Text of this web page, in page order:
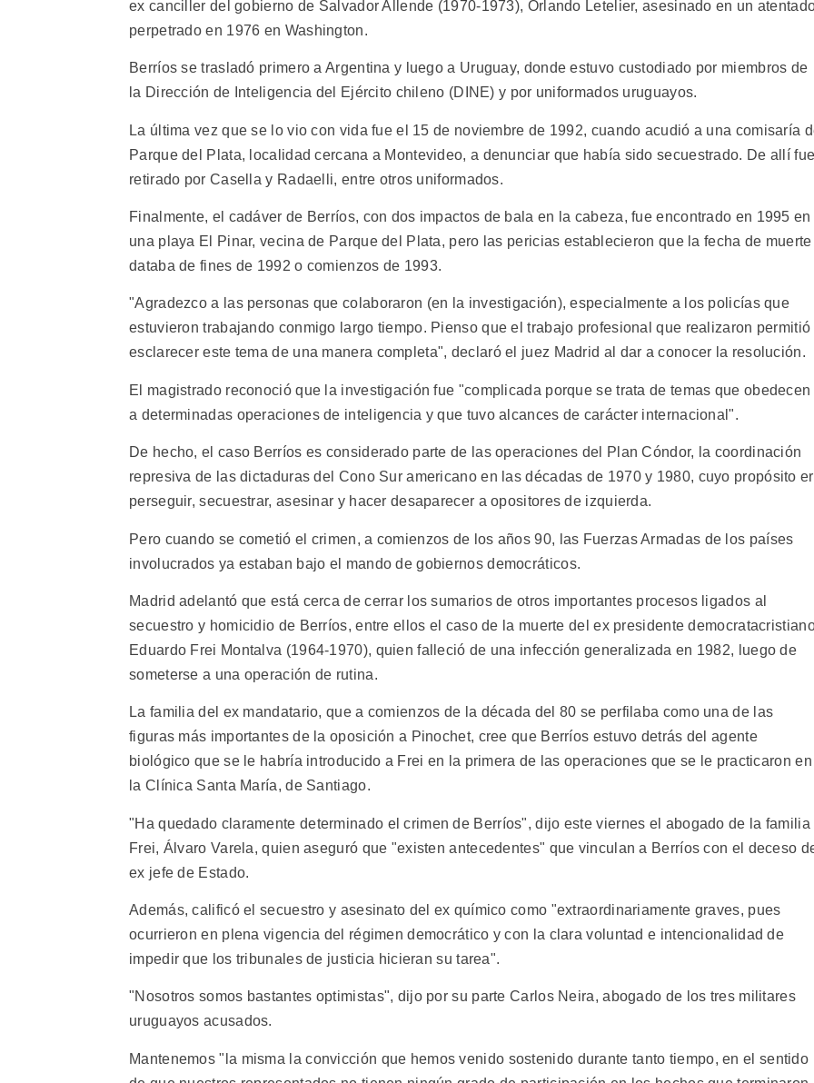
ex canciller del gobierno de Salvador Allende (1970-1973), Orlando Letelier, asesinado en un
perpetrado en 1976 en Washington.
Berríos se trasladó primero a Argentina y luego a Uruguay, donde estuvo custodiado por miembros de
la Dirección de Inteligencia del Ejército chileno (DINE) y por uniformados uruguayos.
La última vez que se lo vio con vida fue el 15 de noviembre de 1992, cuando acudió a una comisaría
Parque del Plata, localidad cercana a Montevideo, a denunciar que había sido secuestrado. De allí
retirado por Casella y Radaelli, entre otros uniformados.
Finalmente, el cadáver de Berríos, con dos impactos de bala en la cabeza, fue encontrado en 1995 en
una playa El Pinar, vecina de Parque del Plata, pero las pericias establecieron que la fecha de muerte
databa de fines de 1992 o comienzos de 1993.
"Agradezco a las personas que colaboraron (en la investigación), especialmente a los policías que
estuvieron trabajando conmigo largo tiempo. Pienso que el trabajo profesional que realizaron permitió
esclarecer este tema de una manera completa", declaró el juez Madrid al dar a conocer la resolución.
El magistrado reconoció que la investigación fue "complicada porque se trata de temas que obedecen
a determinadas operaciones de inteligencia y que tuvo alcances de carácter internacional".
De hecho, el caso Berríos es considerado parte de las operaciones del Plan Cóndor, la coordinación
represiva de las dictaduras del Cono Sur americano en las décadas de 1970 y 1980, cuyo propósito
perseguir, secuestrar, asesinar y hacer desaparecer a opositores de izquierda.
Pero cuando se cometió el crimen, a comienzos de los años 90, las Fuerzas Armadas de los países
involucrados ya estaban bajo el mando de gobiernos democráticos.
Madrid adelantó que está cerca de cerrar los sumarios de otros importantes procesos ligados al
secuestro y homicidio de Berríos, entre ellos el caso de la muerte del ex presidente
Eduardo Frei Montalva (1964-1970), quien falleció de una infección generalizada en 1982, luego de
someterse a una operación de rutina.
La familia del ex mandatario, que a comienzos de la década del 80 se perfilaba como una de las
figuras más importantes de la oposición a Pinochet, cree que Berríos estuvo detrás del agente
biológico que se le habría introducido a Frei en la primera de las operaciones que se le practicaron en
la Clínica Santa María, de Santiago.
"Ha quedado claramente determinado el crimen de Berríos", dijo este viernes el abogado de la familia
Frei, Álvaro Varela, quien aseguró que "existen antecedentes" que vinculan a Berríos con el deceso
ex jefe de Estado.
Además, calificó el secuestro y asesinato del ex químico como "extraordinariamente graves, pues
ocurrieron en plena vigencia del régimen democrático y con la clara voluntad e intencionalidad de
impedir que los tribunales de justicia hicieran su tarea".
"Nosotros somos bastantes optimistas", dijo por su parte Carlos Neira, abogado de los tres militares
uruguayos acusados.
Mantenemos "la misma la convicción que hemos venido sostenido durante tanto tiempo, en el sentido